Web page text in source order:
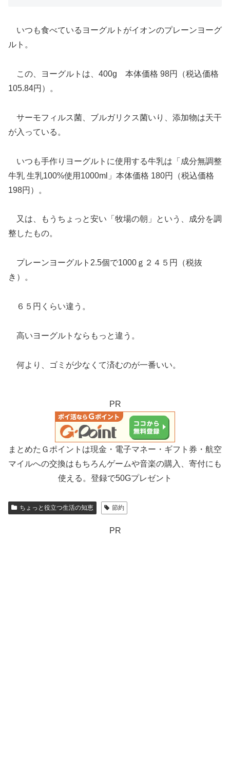
いつも食べているヨーグルトがイオンのプレーンヨーグ
ルト。
この、ヨーグルトは、400g 本体価格 98円（税込価格
105.84円）。
サーモフィルス菌、ブルガリクス菌いり、添加物は天干
が入っている。
いつも手作りヨーグルトに使用する牛乳は「成分無調整
牛乳 生乳100%使用1000ml」本体価格 180円（税込価格
198円）。
又は、もうちょっと安い「牧場の朝」という、成分を調
整したもの。
プレーンヨーグルト2.5個で1000ｇ２４５円（税抜
き）。
６５円くらい違う。
高いヨーグルトならもっと違う。
何より、ゴミが少なくて済むのが一番いい。
PR
まとめたＧポイントは現金・電子マネー・ギフト券・航空
マイルへの交換はもちろんゲームや音楽の購入、寄付にも
使える。登録で50Gプレゼント
ちょっと役立つ生活の知恵 節約
PR